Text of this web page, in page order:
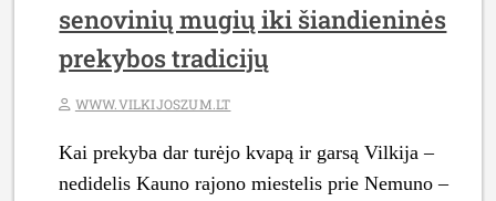
senovinių mugių iki šiandieninės
prekybos tradicijų
WWW.VILKIJOSZUM.LT
Kai prekyba dar turėjo kvapą ir garsą Vilkija –
nedidelis Kauno rajono miestelis prie Nemuno –